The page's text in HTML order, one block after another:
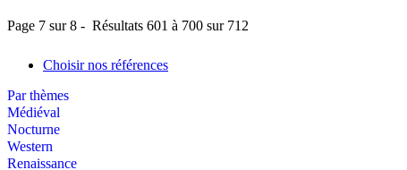
Page 7 sur 8 - Résultats 601 à 700 sur 712
Choisir nos références
Par thèmes
Médiéval
Nocturne
Western
Renaissance